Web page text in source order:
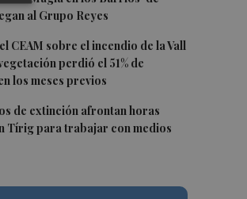
al Grupo Reyes
CEAM sobre el incendio de la Vall
perdió el 51% de
los meses previos
de extinción afrontan horas
Tírig para trabajar con medios